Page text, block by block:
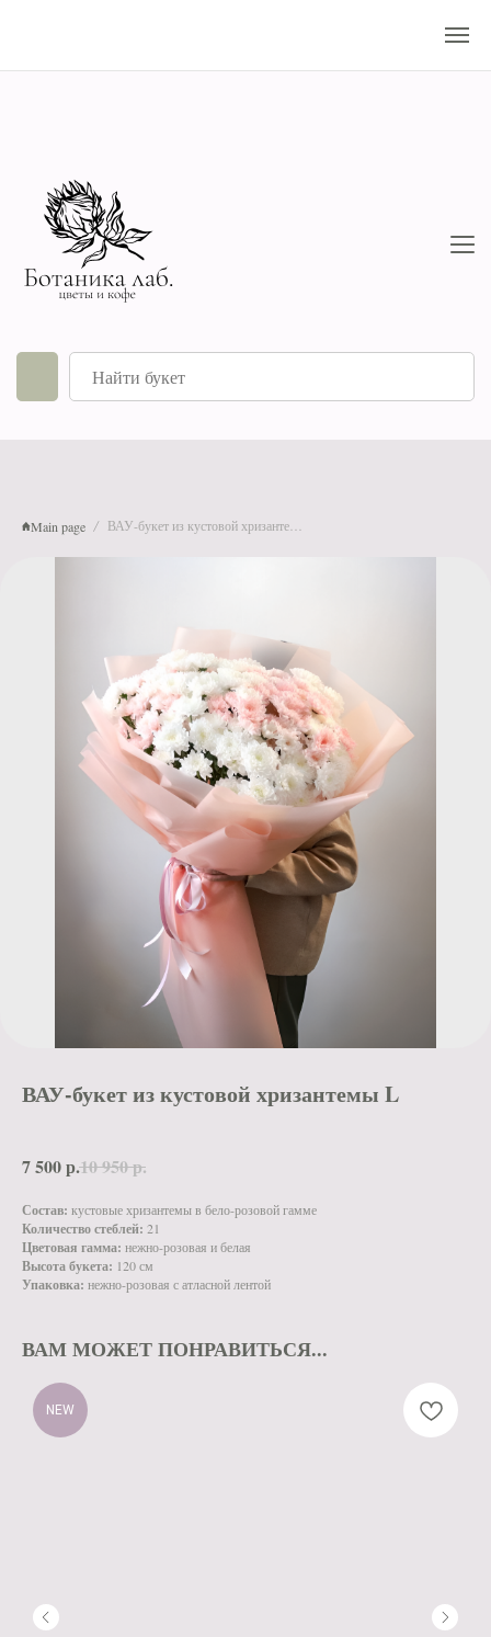
Main page
ВАУ-букет из кустовой хризантемы L
7 500р.10 950р.
Состав: кустовые хризантемы в бело-розовой гамме
Количество стеблей: 21
Цветовая гамма: нежно-розовая и белая
Высота букета: 120 см
Упаковка: нежно-розовая с атласной лентой
ВАМ МОЖЕТ ПОНРАВИТЬСЯ...
NEW